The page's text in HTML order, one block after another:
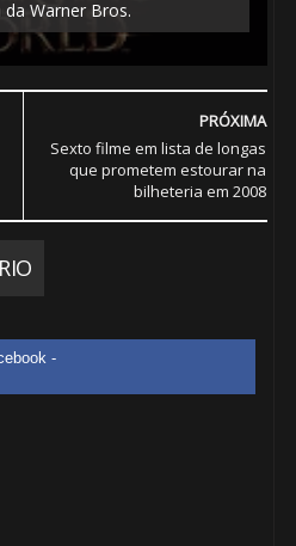
Warner Bros.
PRÓXIMA
Sexto filme em lista de longas
que prometem estourar na
bilheteria em 2008
Facebook -